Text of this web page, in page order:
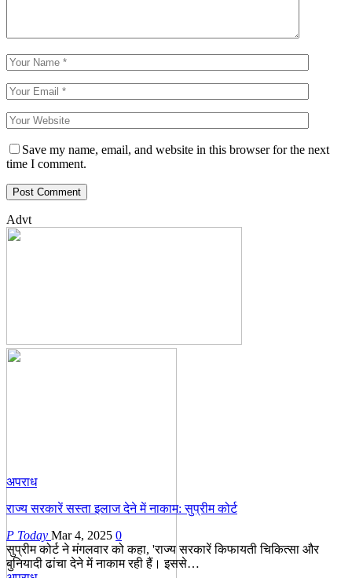
Save my name, email, and website in this browser for the next
time I comment.
Advt
अपराध
राज्य सरकारें सस्ता इलाज देने में नाकाम: सुप्रीम कोर्ट
P Today Mar 4, 2025 0
सुप्रीम कोर्ट ने मंगलवार को कहा, 'राज्य सरकारें किफायती चिकित्सा और
बुनियादी ढांचा देने में नाकाम रही हैं। इससे…